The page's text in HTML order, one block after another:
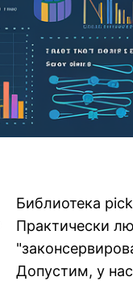
Библиотека
Практически
Допустим, у